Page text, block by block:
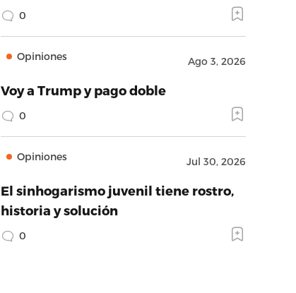
0
Opiniones Ago 3, 2026
Voy a Trump y pago doble
0
Opiniones Jul 30, 2026
El sinhogarismo juvenil tiene rostro,
historia y solución
0